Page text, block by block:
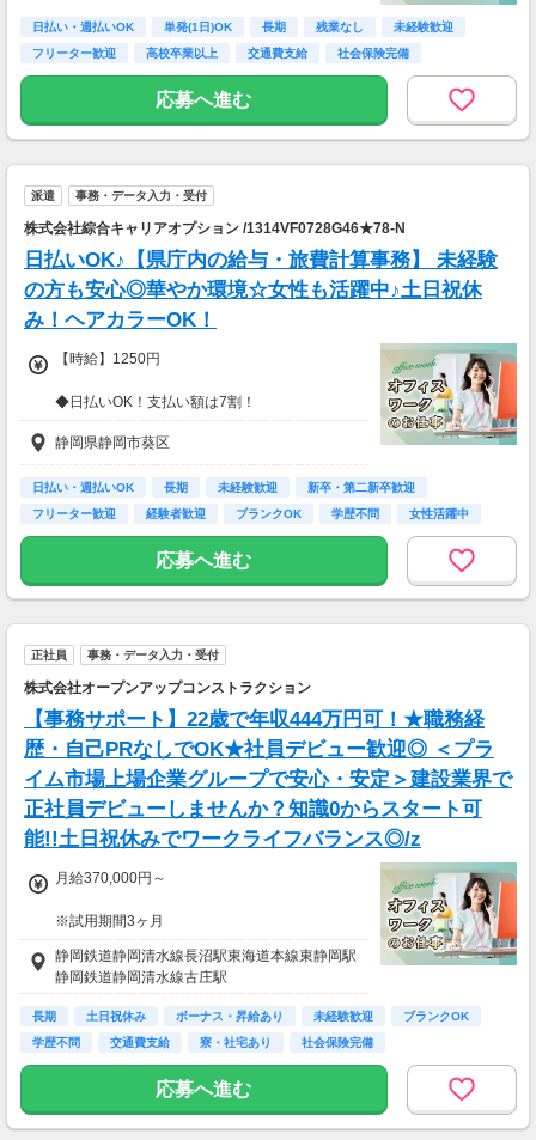
日払い・週払いOK 単発(1日)OK 長期 残業なし
未経験歓迎
フリーター歓迎
高校卒業以上 交通費支給 社会保険完備
応募へ進む
派遣 事務・データ入力・受付
株式会社綜合キャリアオプション /1314VF0728G46★78-N
日払いOK♪【県庁内の給与・旅費計算事務】 未経験
の方も安心◎華やか環境☆女性も活躍中♪土日祝休
み！ヘアカラーOK！
【時給】1250円
◆日払いOK！支払い額は7割！
※規定・支払い条件有
静岡県静岡市葵区
日払い・週払いOK 長期 未経験歓迎
新卒・第二新卒歓迎
フリーター歓迎
経験者歓迎 ブランクOK 学歴不問 女性活躍中
応募へ進む
正社員 事務・データ入力・受付
株式会社オープンアップコンストラクション
【事務サポート】22歳で年収444万円可！★職務経
歴・自己PRなしでOK★社員デビュー歓迎◎ ＜プラ
イム市場上場企業グループで安心・安定＞建設業界で
正社員デビューしませんか？知識0からスタート可
能!!土日祝休みでワークライフバランス◎/z
月給370,000円～
※試用期間3ヶ月
待遇に変わりありません。
▽月給額に下記の一律手当含む
■エリア職種手当／1万2,000円～3万円
■残業手当(超過分)
■引越手当／3万円（支給条件あり）
静岡鉄道静岡清水線長沼駅東海道本線東静岡駅
静岡鉄道静岡清水線古庄駅
長期 土日祝休み ボーナス・昇給あり 未経験歓迎
ブランクOK
学歴不問
交通費支給 寮・社宅あり 社会保険完備
応募へ進む